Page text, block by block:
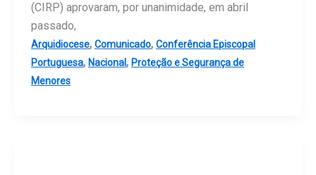
(CIRP) aprovaram, por unanimidade, em abril
passado,
Arquidiocese, Comunicado, Conferência Episcopal
Portuguesa, Nacional, Proteção e Segurança de
Menores